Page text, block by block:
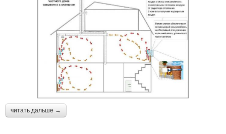
читать дальше →